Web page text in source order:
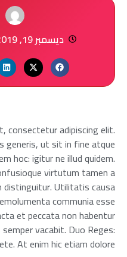
ديسمبر 19, 2019
consectetur adipiscing elit.
generis, ut sit in fine atque
hoc: igitur ne illud quidem.
virtutum tamen a
distinguitur. Utilitatis causa
communia esse
et peccata non habentur
vacabit. Duo Reges:
At enim hic etiam dolore.